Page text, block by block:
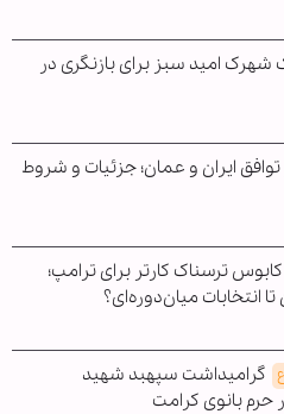
امید سبز برای بازنگری در
توافق ایران و عمان؛ جزئیات و شروط
ترسناک کارتر برای ترامپ؛
انتخابات میان‌دوره‌ای؟
گرامیداشت سپهبد شهید
بانوی کرامت